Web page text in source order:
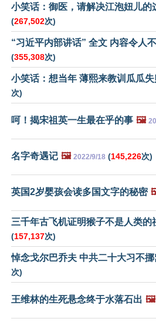
小笑话：御医，请解决江泡妞儿的
(267,502次)
“习近平内部讲话” 全文 内容令人
(355,308次)
小笑话：想当年 薄熙来教训瓜瓜失
次)
呵！揭宋祖英一生最在乎的事 🖼️
名字奇遇记 🖼️ 2022/9/18 (145,226次)
英国2岁婴孩会读多国文字的秘密
三千年古飞机证明猴子不是人类的
(157,137次)
悼念戈尔巴乔夫 中共二十大习不挪
次)
王维林的生死悬念终于水落石出 🖼️